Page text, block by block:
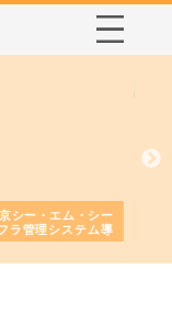
株式会社地盤調査事務所が選
れ続ける理由と建設コンサル
強み